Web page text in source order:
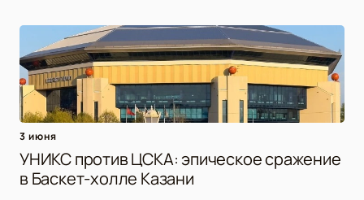
3 июня
УНИКС против ЦСКА: эпическое сражение
в Баскет-холле Казани